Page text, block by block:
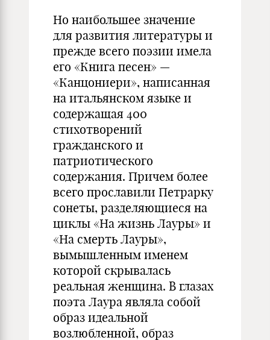
Но наибольшее значение
для развития литературы и
прежде всего поэзии имела
его «Книга песен» —
«Канцониери», написанная
на итальянском языке и
содержащая 400
стихотворений
гражданского и
патриотического
содержания. Причем более
всего прославили Петрарку
сонеты, разделяющиеся на
циклы «На жизнь Лауры» и
«На смерть Лауры»,
вымышленным именем
которой скрывалась
реальная женщина. В глазах
поэта Лаура являла собой
образ идеальной
возлюбленной, образ